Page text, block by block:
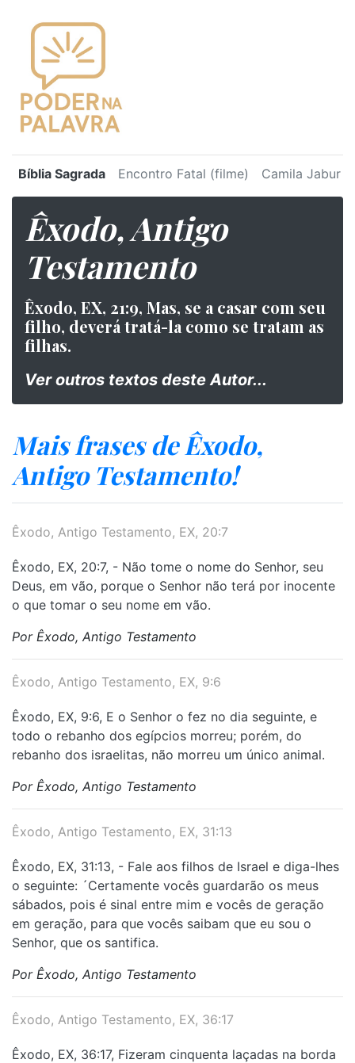
Bíblia Sagrada Encontro Fatal (filme) Camila Jabur
Êxodo, Antigo
Testamento
Êxodo, EX, 21:9, Mas, se a casar com seu
filho, deverá tratá-la como se tratam as
filhas.
Ver outros textos deste Autor...
Mais frases de Êxodo,
Antigo Testamento!
Êxodo, Antigo Testamento, EX, 20:7
Êxodo, EX, 20:7, - Não tome o nome do Senhor, seu
Deus, em vão, porque o Senhor não terá por inocente
o que tomar o seu nome em vão.
Por Êxodo, Antigo Testamento
Êxodo, Antigo Testamento, EX, 9:6
Êxodo, EX, 9:6, E o Senhor o fez no dia seguinte, e
todo o rebanho dos egípcios morreu; porém, do
rebanho dos israelitas, não morreu um único animal.
Por Êxodo, Antigo Testamento
Êxodo, Antigo Testamento, EX, 31:13
Êxodo, EX, 31:13, - Fale aos filhos de Israel e diga-lhes
o seguinte: ´Certamente vocês guardarão os meus
sábados, pois é sinal entre mim e vocês de geração
em geração, para que vocês saibam que eu sou o
Senhor, que os santifica.
Por Êxodo, Antigo Testamento
Êxodo, Antigo Testamento, EX, 36:17
Êxodo, EX, 36:17, Fizeram cinquenta laçadas na borda